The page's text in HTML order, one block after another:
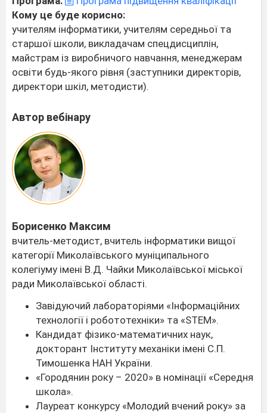
Кому це буде корисно:
учителям інформатики, учителям середньої та
старшої школи, викладачам спецдисциплін,
майстрам із виробничого навчання, менеджерам
освіти будь-якого рівня (заступники директорів,
директори шкіл, методисти).
Автор вебінару
Борисенко Максим
вчитель-методист, вчитель інформатики вищої
категорії Миколаївського муніципального
колегіуму імені В.Д. Чайки Миколаївської міської
ради Миколаївської області.
Завідуючий лабораторіями «Інформаційних
технології і робототехніки» та «STEM».
Кандидат фізико-математичних наук,
докторант Інституту механіки імені С.П.
Тимошенка НАН України.
«Городянин року – 2020» в номінації «Середня
школа».
Лауреат конкурсу «Молодий вчений року» за